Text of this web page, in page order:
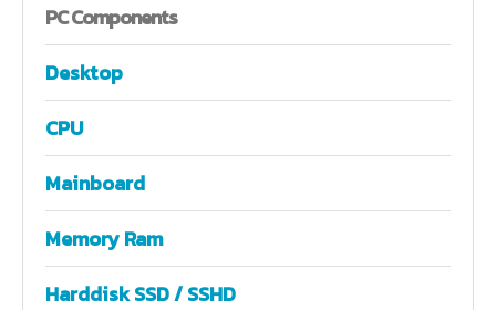
PCComponents
Desktop
CPU
Mainboard
Memory Ram
Harddisk SSD / SSHD